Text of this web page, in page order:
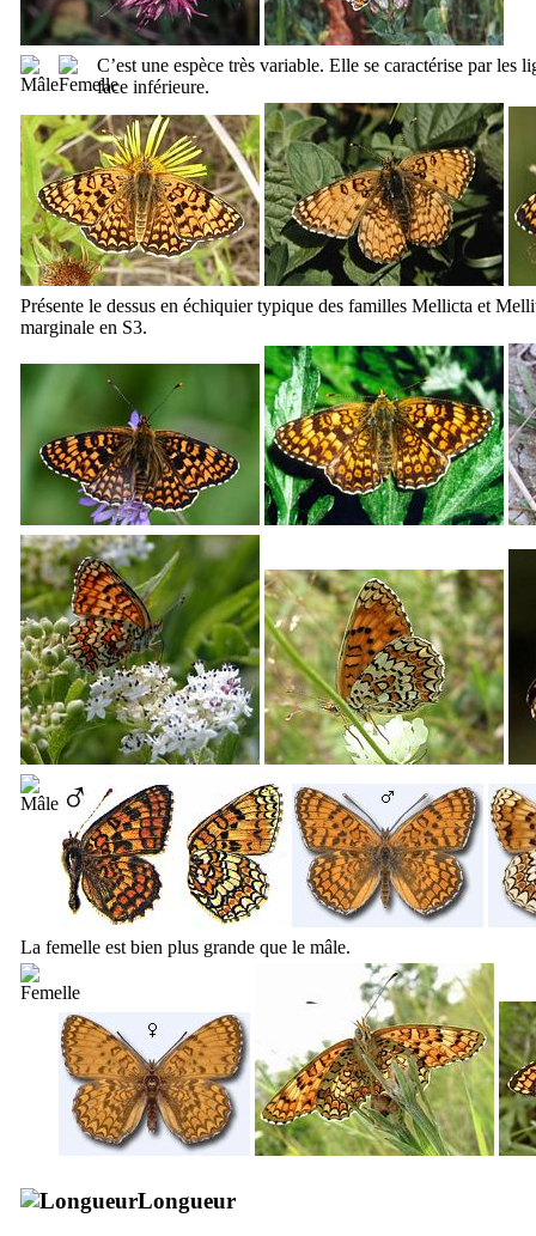
C’est une espèce très variable. Elle se caractérise par les
face inférieure.
Présente le dessus en échiquier typique des familles Mellicta et
marginale en S3.
La femelle est bien plus grande que le mâle.
Longueur